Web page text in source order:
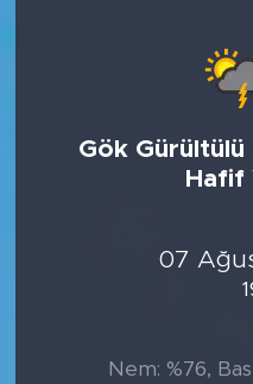
Gök
Hafif
07
Nem: %76,